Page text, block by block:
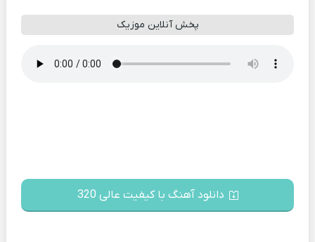
پخش آنلاین موزیک
دانلود آهنگ با کیفیت عالی 320